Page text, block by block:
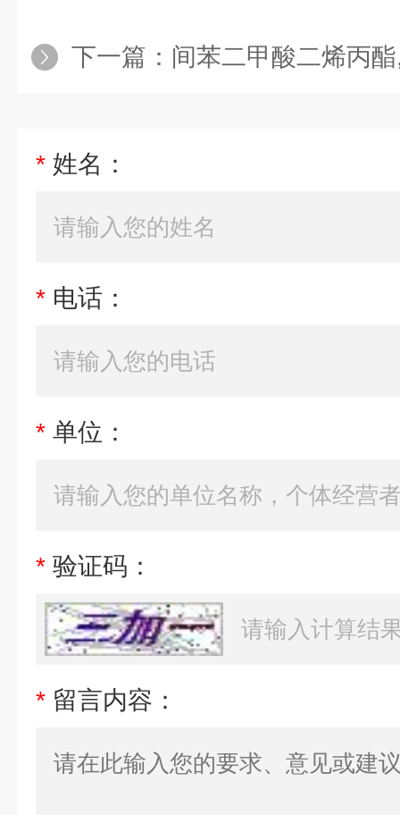
下一篇： 间苯二甲酸二烯丙酯,间酞酸二
* 姓名：
* 电话：
* 单位：
* 验证码：
* 留言内容：